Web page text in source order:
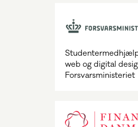
web og digital
Forsvarsministeriet